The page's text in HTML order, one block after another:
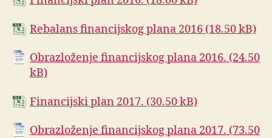
Rebalans financijskog plana 2016
Obrazloženje financijskog plana 2016.
Financijski plan 2017.
Obrazloženje financijskog plana 2017.